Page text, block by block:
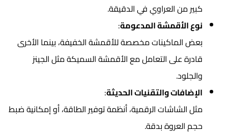
كبير من العراوي في الدقيقة.
نوع الأقمشة المدعومة:
بعض الماكينات مخصصة للأقمشة الخفيفة، بينما الأخرى
قادرة على التعامل مع الأقمشة السميكة مثل الجينز
والجلود.
الإضافات والتقنيات الحديثة:
مثل الشاشات الرقمية، أنظمة توفير الطاقة، أو إمكانية ضبط
حجم العروة بدقة.